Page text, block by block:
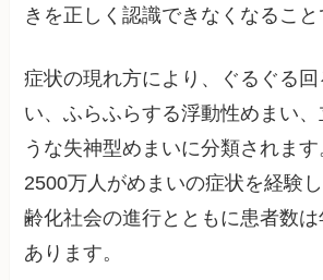
きを正しく認識できなくなること
症状の現れ方により、ぐるぐる回
い、ふらふらする浮動性めまい、
うな失神型めまいに分類されま
2500万人がめまいの症状を経験
齢化社会の進行とともに患者数
あります。